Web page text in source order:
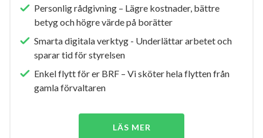
Personlig rådgivning – Lägre kostnader, bättre
betyg och högre värde på borätter
Smarta digitala verktyg - Underlättar arbetet och
sparar tid för styrelsen
Enkel flytt för er BRF – Vi sköter hela flytten från
gamla förvaltaren
LÄS MER